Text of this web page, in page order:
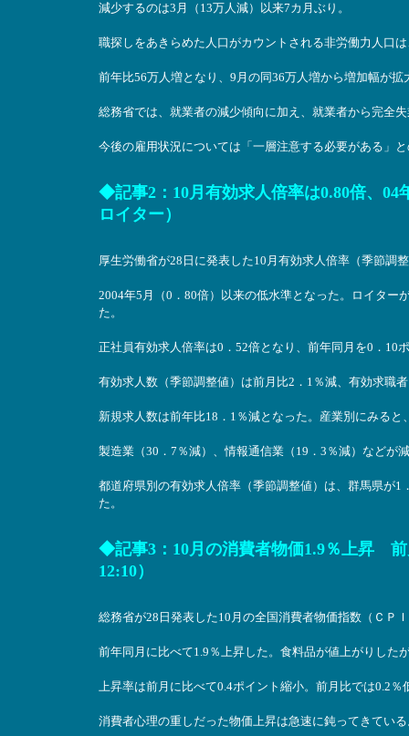
減少するのは3月（13万人減）以来7カ月ぶり。
職探しをあきらめた人口がカウントされる非労働力人口
前年比56万人増となり、9月の同36万人増から増加幅が拡
総務省では、就業者の減少傾向に加え、就業者から完全
今後の雇用状況については「一層注意する必要がある」
◆記事2：10月有効求人倍率は0.80倍、04
ロイター）
厚生労働省が28日に発表した10月有効求人倍率（季節調
2004年5月（0．80倍）以来の低水準となった。ロイター
た。
正社員有効求人倍率は0．52倍となり、前年同月を0．10
有効求人数（季節調整値）は前月比2．1％減、有効求職
新規求人数は前年比18．1％減となった。産業別にみると
製造業（30．7％減）、情報通信業（19．3％減）などが
都道府県別の有効求人倍率（季節調整値）は、群馬県が
た。
◆記事3：10月の消費者物価1.9％上昇
12:10）
総務省が28日発表した10月の全国消費者物価指数（ＣＰ
前年同月に比べて1.9％上昇した。食料品が値上がりした
上昇率は前月に比べて0.4ポイント縮小。前月比では0.2
消費者心理の重しだった物価上昇は急速に鈍ってきている